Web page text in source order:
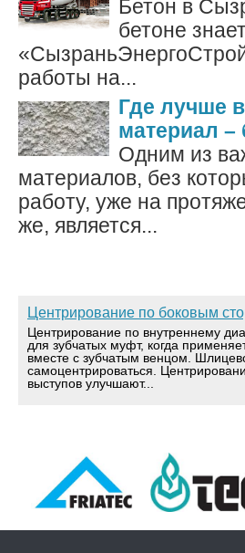
Бетон в
бетоне
работы на...
Где лучше
материал –
Одним из
материалов, без
работу, уже на
же, является...
Центрирование по боковым
Центрирование по внутреннему
для зубчатых муфт, когда
вместе с зубчатым венцом.
самоцентрироваться.
выступов улучшают...